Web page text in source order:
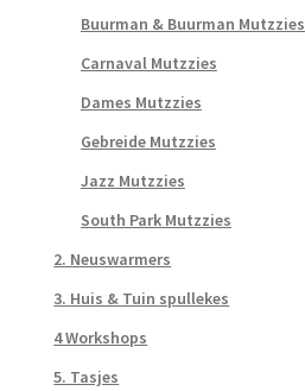
Buurman & Buurman Mutzzies
Carnaval Mutzzies
Dames Mutzzies
Gebreide Mutzzies
Jazz Mutzzies
South Park Mutzzies
2. Neuswarmers
3. Huis & Tuin spullekes
4 Workshops
5. Tasjes